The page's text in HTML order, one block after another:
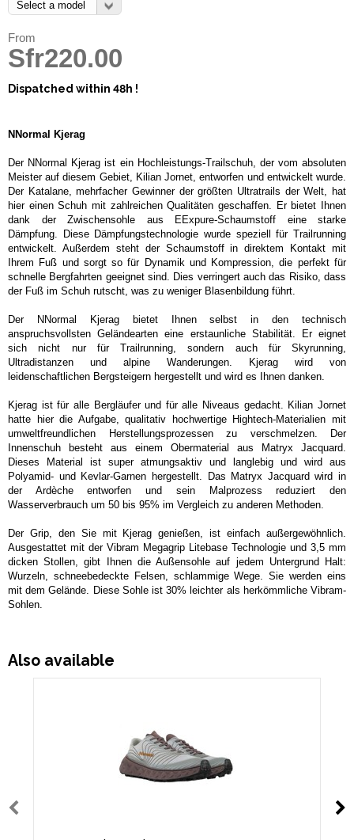
From
Sfr220.00
Dispatched within 48h !
NNormal Kjerag
Der NNormal Kjerag ist ein Hochleistungs-Trailschuh, der vom absoluten
Meister auf diesem Gebiet, Kilian Jornet, entworfen und entwickelt wurde.
Der Katalane, mehrfacher Gewinner der größten Ultratrails der Welt, hat
hier einen Schuh mit zahlreichen Qualitäten geschaffen. Er bietet Ihnen
dank der Zwischensohle aus EExpure-Schaumstoff eine starke
Dämpfung. Diese Dämpfungstechnologie wurde speziell für Trailrunning
entwickelt. Außerdem steht der Schaumstoff in direktem Kontakt mit
Ihrem Fuß und sorgt so für Dynamik und Kompression, die perfekt für
schnelle Bergfahrten geeignet sind. Dies verringert auch das Risiko, dass
der Fuß im Schuh rutscht, was zu weniger Blasenbildung führt.
Der NNormal Kjerag bietet Ihnen selbst in den technisch
anspruchsvollsten Geländearten eine erstaunliche Stabilität. Er eignet
sich nicht nur für Trailrunning, sondern auch für Skyrunning,
Ultradistanzen und alpine Wanderungen. Kjerag wird von
leidenschaftlichen Bergsteigern hergestellt und wird es Ihnen danken.
Kjerag ist für alle Bergläufer und für alle Niveaus gedacht. Kilian Jornet
hatte hier die Aufgabe, qualitativ hochwertige Hightech-Materialien mit
umweltfreundlichen Herstellungsprozessen zu verschmelzen. Der
Innenschuh besteht aus einem Obermaterial aus Matryx Jacquard.
Dieses Material ist super atmungsaktiv und langlebig und wird aus
Polyamid- und Kevlar-Garnen hergestellt. Das Matryx Jacquard wird in
der Ardèche entworfen und sein Malprozess reduziert den
Wasserverbrauch um 50 bis 95% im Vergleich zu anderen Methoden.
Der Grip, den Sie mit Kjerag genießen, ist einfach außergewöhnlich.
Ausgestattet mit der Vibram Megagrip Litebase Technologie und 3,5 mm
dicken Stollen, gibt Ihnen die Außensohle auf jedem Untergrund Halt:
Wurzeln, schneebedeckte Felsen, schlammige Wege. Sie werden eins
mit dem Gelände. Diese Sohle ist 30% leichter als herkömmliche Vibram-
Sohlen.
Also available